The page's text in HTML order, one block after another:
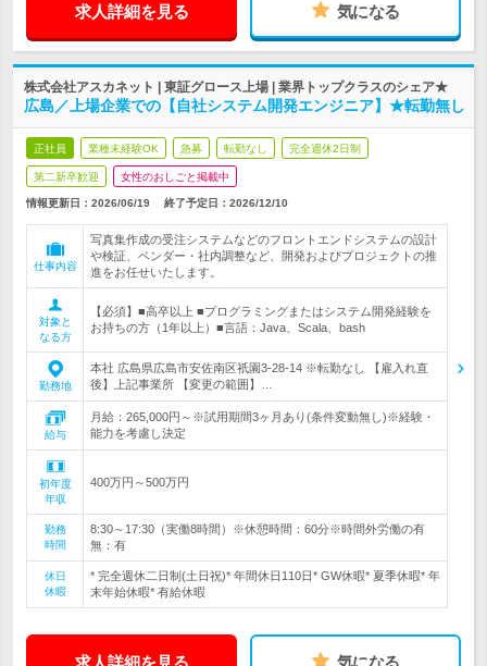
求人詳細を見る 気になる
株式会社アスカネット | 東証グロース上場 | 業界トップクラスのシェア★
広島／上場企業での【自社システム開発エンジニア】★転勤無し
正社員 業種未経験OK 急募 転勤なし 完全週休2日制
第二新卒歓迎 女性のおしごと掲載中
情報更新日：2026/06/19 終了予定日： 2026/12/10
仕事内容
写真集作成の受注システムなどのフロントエンドシステムの設計
や検証、ベンダー・社内調整など、開発およびプロジェクトの推
進をお任せいたします。
対象と
なる方
【必須】■高卒以上 ■プログラミングまたはシステム開発経験を
お持ちの方（1年以上）■言語：Java、Scala、bash
勤務地
本社 広島県広島市安佐南区祇園3-28-14 ※転勤なし 【雇入れ直
後】上記事業所 【変更の範囲】…
給与
月給：265,000円～※試用期間3ヶ月あり(条件変動無し)※経験・
能力を考慮し決定
初年度
年収
400万円～500万円
勤務
時間
8:30～17:30（実働8時間）※休憩時間：60分※時間外労働の有
無：有
休日
休暇
* 完全週休二日制(土日祝)* 年間休日110日* GW休暇* 夏季休暇* 年
末年始休暇* 有給休暇
求人詳細を見る 気になる